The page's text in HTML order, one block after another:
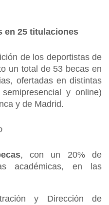
en 25 titulaciones
de los deportistas de
un total de 53 becas en
ofertadas en distintas
y online)
y de Madrid.
, con un 20% de
académicas, en las
y Dirección de